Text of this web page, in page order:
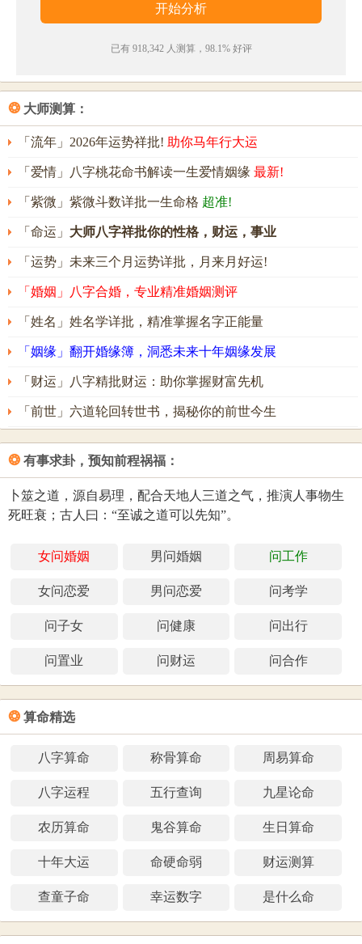
玲珑。
佩玲的姓名五行组合是：
明机智，但凡事好争好斗，容易得罪人，常会发生无
谓的纠纷。其人意志不坚定，易受迷惑，耐性也不
佳，常会遭受意外的失败和打击。
佩玲名字能打多少分？
佩玲名字评分为： 98分（评分由卜易居根据姓名五格
数理测算得出，仅供参考）
已有 918,342 人测算，98.1% 好评
❂ 大师测算：
「流年」2026年运势祥批! 助你马年行大运
「爱情」八字桃花命书解读一生爱情姻缘 最新!
「紫微」紫微斗数详批一生命格 超准!
「命运」 大师八字祥批你的性格，财运，事业
「运势」未来三个月运势详批，月来月好运!
「婚姻」八字合婚，专业精准婚姻测评
「姓名」姓名学详批，精准掌握名字正能量
「姻缘」翻开婚缘簿，洞悉未来十年姻缘发展
「财运」八字精批财运：助你掌握财富先机
「前世」六道轮回转世书，揭秘你的前世今生
❂ 有事求卦，预知前程祸福：
卜筮之道，源自易理，配合天地人三道之气，推演人事物生
死旺衰；古人曰：“至诚之道可以先知”。
女问婚姻 男问婚姻 问工作
女问恋爱 男问恋爱 问考学
问子女 问健康 问出行
问置业 问财运 问合作
❂ 算命精选
八字算命 称骨算命 周易算命
八字运程 五行查询 九星论命
农历算命 鬼谷算命 生日算命
十年大运 命硬命弱 财运测算
查童子命 幸运数字 是什么命